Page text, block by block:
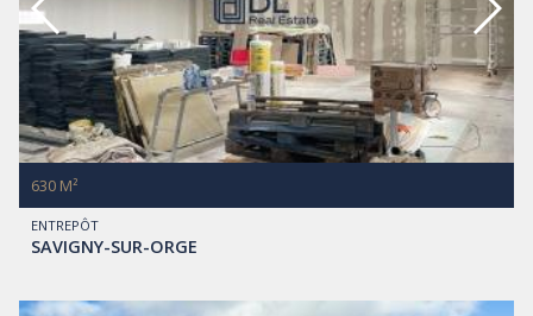
ENTREPÔT
SAVIGNY-SUR-ORGE
630 M²